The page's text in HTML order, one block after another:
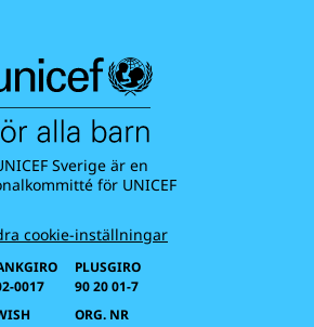
Sverige är en
för UNICEF
cookie-inställningar
0017
PLUSGIRO
90 20 01-7
ORG. NR